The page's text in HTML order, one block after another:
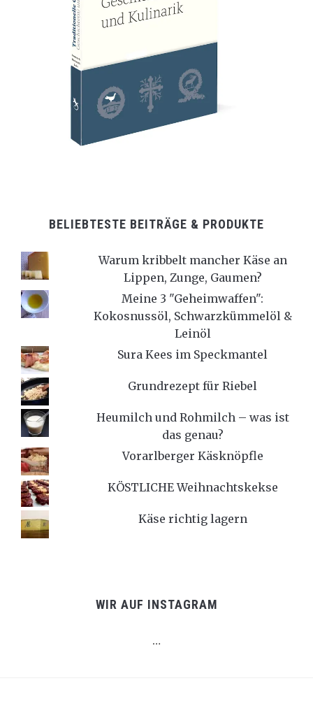
BELIEBTESTE BEITRÄGE & PRODUKTE
Warum kribbelt mancher Käse an
Lippen, Zunge, Gaumen?
Meine 3 "Geheimwaffen":
Kokosnussöl, Schwarzkümmelöl &
Leinöl
Sura Kees im Speckmantel
Grundrezept für Riebel
Heumilch und Rohmilch – was ist
das genau?
Vorarlberger Käsknöpfle
KÖSTLICHE Weihnachtskekse
Käse richtig lagern
WIR AUF INSTAGRAM
…